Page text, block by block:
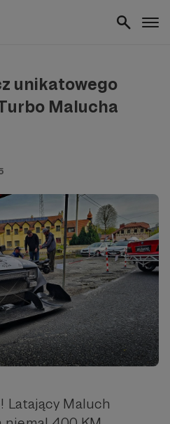
unikatowego
Malucha
Latający Maluch